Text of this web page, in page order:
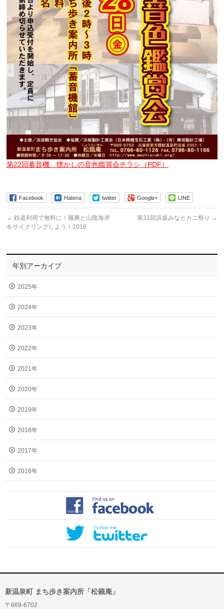
第22回蓄音機 懐かしの音色鑑賞会チラシ（PDF）
Facebook Hatena twitter Google+ LINE
← 鉄道利用で無料に！颯爽と山陰海岸
をサイクリングしよう！2018
第31回浜坂みなとカニ祭り →
年別アーカイブ
2025年
2024年
2023年
2022年
2021年
2020年
2019年
2018年
2017年
2016年
新温泉町 まち歩き案内所「松籟庵」
〒669-6702